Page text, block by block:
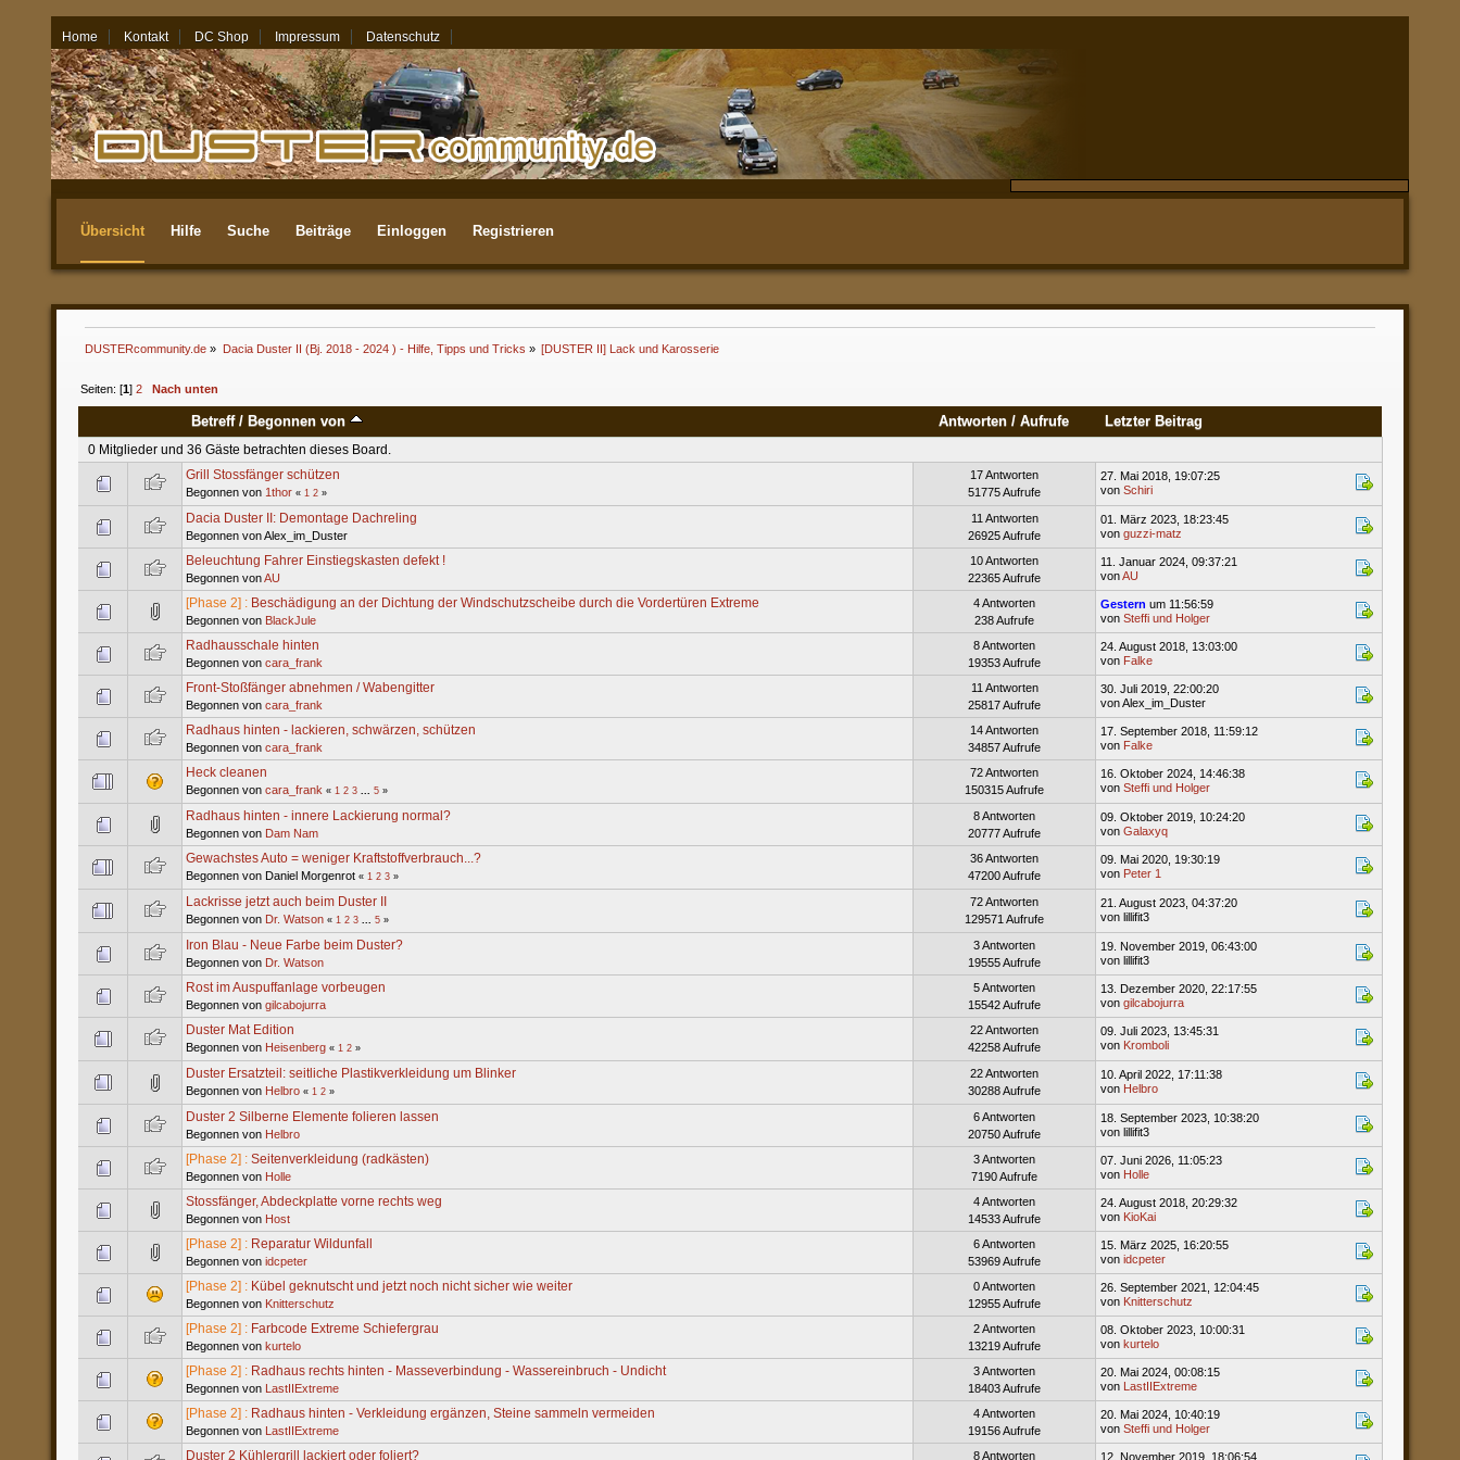
Home Kontakt DC Shop Impressum Datenschutz
06.08.26 - 09:02
Übersicht Hilfe Suche Beiträge Einloggen Registrieren
DUSTERcommunity.de » Dacia Duster II (Bj. 2018 - 2024 ) - Hilfe, Tipps und Tricks » [DUSTER II] Lack und Karosserie
Seiten: [1]2 Nach unten
Betreff/ Begonnen von Antworten / Aufrufe Letzter Beitrag
0 Mitglieder und 36 Gäste betrachten dieses Board.
Grill Stossfänger schützen
Begonnen von 1thor « 1 2 »
17 Antworten
51775 Aufrufe
27. Mai 2018, 19:07:25
von Schiri
Dacia Duster II: Demontage Dachreling
Begonnen von Alex_im_Duster
11 Antworten
26925 Aufrufe
01. März 2023, 18:23:45
von guzzi-matz
Beleuchtung Fahrer Einstiegskasten defekt !
Begonnen vonAU
10 Antworten
22365 Aufrufe
11. Januar 2024, 09:37:21
vonAU
[Phase 2] : Beschädigung an der Dichtung der Windschutzscheibe durch die Vordertüren Extreme
Begonnen von BlackJule
4 Antworten
238 Aufrufe
Gestern um 11:56:59
von Steffi und Holger
Radhausschale hinten
Begonnen von cara_frank
8 Antworten
19353 Aufrufe
24. August 2018, 13:03:00
von Falke
Front-Stoßfänger abnehmen / Wabengitter
Begonnen von cara_frank
11 Antworten
25817 Aufrufe
30. Juli 2019, 22:00:20
von Alex_im_Duster
Radhaus hinten - lackieren, schwärzen, schützen
Begonnen von cara_frank
14 Antworten
34857 Aufrufe
17. September 2018, 11:59:12
von Falke
Heck cleanen
Begonnen von cara_frank « 1 2 3 ... 5 »
72 Antworten
150315 Aufrufe
16. Oktober 2024, 14:46:38
von Steffi und Holger
Radhaus hinten - innere Lackierung normal?
Begonnen von Dam Nam
8 Antworten
20777 Aufrufe
09. Oktober 2019, 10:24:20
von Galaxyq
Gewachstes Auto = weniger Kraftstoffverbrauch...?
Begonnen von Daniel Morgenrot « 1 2 3 »
36 Antworten
47200 Aufrufe
09. Mai 2020, 19:30:19
von Peter 1
Lackrisse jetzt auch beim Duster II
Begonnen von Dr. Watson « 1 2 3 ... 5 »
72 Antworten
129571 Aufrufe
21. August 2023, 04:37:20
von lillifit3
Iron Blau - Neue Farbe beim Duster?
Begonnen von Dr. Watson
3 Antworten
19555 Aufrufe
19. November 2019, 06:43:00
von lillifit3
Rost im Auspuffanlage vorbeugen
Begonnen von gilcabojurra
5 Antworten
15542 Aufrufe
13. Dezember 2020, 22:17:55
von gilcabojurra
Duster Mat Edition
Begonnen von Heisenberg « 1 2 »
22 Antworten
42258 Aufrufe
09. Juli 2023, 13:45:31
von Kromboli
Duster Ersatzteil: seitliche Plastikverkleidung um Blinker
Begonnen von Helbro « 1 2 »
22 Antworten
30288 Aufrufe
10. April 2022, 17:11:38
von Helbro
Duster 2 Silberne Elemente folieren lassen
Begonnen von Helbro
6 Antworten
20750 Aufrufe
18. September 2023, 10:38:20
von lillifit3
[Phase 2] : Seitenverkleidung (radkästen)
Begonnen von Holle
3 Antworten
7190 Aufrufe
07. Juni 2026, 11:05:23
von Holle
Stossfänger, Abdeckplatte vorne rechts weg
Begonnen von Host
4 Antworten
14533 Aufrufe
24. August 2018, 20:29:32
von KioKai
[Phase 2] : Reparatur Wildunfall
Begonnen von idcpeter
6 Antworten
53969 Aufrufe
15. März 2025, 16:20:55
von idcpeter
[Phase 2] : Kübel geknutscht und jetzt noch nicht sicher wie weiter
Begonnen von Knitterschutz
0 Antworten
12955 Aufrufe
26. September 2021, 12:04:45
von Knitterschutz
[Phase 2] : Farbcode Extreme Schiefergrau
Begonnen von kurtelo
2 Antworten
13219 Aufrufe
08. Oktober 2023, 10:00:31
von kurtelo
[Phase 2] : Radhaus rechts hinten - Masseverbindung - Wassereinbruch - Undicht
Begonnen von LastIIExtreme
3 Antworten
18403 Aufrufe
20. Mai 2024, 00:08:15
von
LastIIExtreme
[Phase 2] : Radhaus hinten - Verkleidung ergänzen, Steine sammeln vermeiden
Begonnen von LastIIExtreme
4 Antworten
19156 Aufrufe
20. Mai 2024, 10:40:19
von Steffi und Holger
Duster 2 Kühlergrill lackiert oder foliert?
8 Antworten
12. November 2019, 18:06:54